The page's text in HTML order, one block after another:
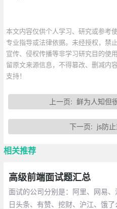
本文内容仅供个人学习、研究或参考
专业指导或法律依据。未经授权，禁
宣传、侵权传播等非学习研究目的使
留原文来源信息，不得篡改、删减内
支持！
上一页:鲜为人知但
下一页: js防
相关推荐
高级前端面试题汇总
面试的公司分别是：阿里、网易、
日头条、有赞、挖财、沪江、饿了